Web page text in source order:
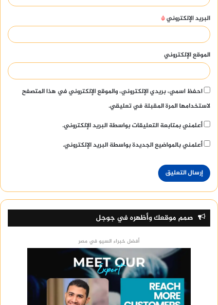
البريد الإلكتروني*
الموقع الإلكتروني
احفظ اسمي، بريدي الإلكتروني، والموقع الإلكتروني في هذا المتصفح
لاستخدامها المرة المقبلة في تعليقي.
أعلمني بمتابعة التعليقات بواسطة البريد الإلكتروني.
أعلمني بالمواضيع الجديدة بواسطة البريد الإلكتروني.
صمم موقعك وأظهره في جوجل
أفضل خبراء السيو في مصر